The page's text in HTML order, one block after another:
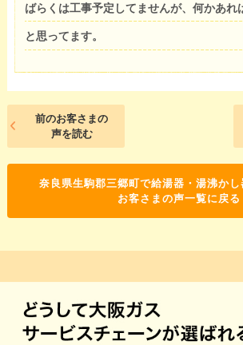
ばらくは工事予定してませんが、何かあれ
と思ってます。
前のお客さまの
声を読む
奈良県生駒郡三郷町で給湯器・湯沸かし
お客さまの声一覧に戻る